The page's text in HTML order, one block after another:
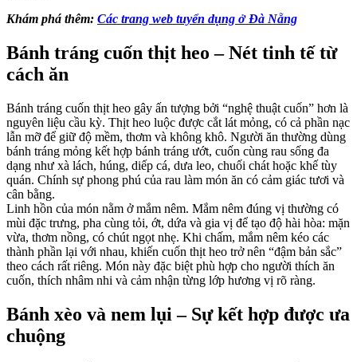
Khám phá thêm: Các trang web tuyển dụng ở Đà Nẵng
Bánh tráng cuốn thịt heo – Nét tinh tế từ
cách ăn
Bánh tráng cuốn thịt heo gây ấn tượng bởi “nghệ thuật cuốn” hơn là
nguyên liệu cầu kỳ. Thịt heo luộc được cắt lát mỏng, có cả phần nạc
lẫn mỡ để giữ độ mềm, thơm và không khô. Người ăn thường dùng
bánh tráng mỏng kết hợp bánh tráng ướt, cuốn cùng rau sống đa
dạng như xà lách, húng, diếp cá, dưa leo, chuối chát hoặc khế tùy
quán. Chính sự phong phú của rau làm món ăn có cảm giác tươi và
cân bằng.
Linh hồn của món nằm ở mắm nêm. Mắm nêm đúng vị thường có
mùi đặc trưng, pha cùng tỏi, ớt, dứa và gia vị để tạo độ hài hòa: mặn
vừa, thơm nồng, có chút ngọt nhẹ. Khi chấm, mắm nêm kéo các
thành phần lại với nhau, khiến cuốn thịt heo trở nên “đậm bản sắc”
theo cách rất riêng. Món này đặc biệt phù hợp cho người thích ăn
cuốn, thích nhâm nhi và cảm nhận từng lớp hương vị rõ ràng.
Bánh xèo và nem lụi – Sự kết hợp được ưa
chuộng